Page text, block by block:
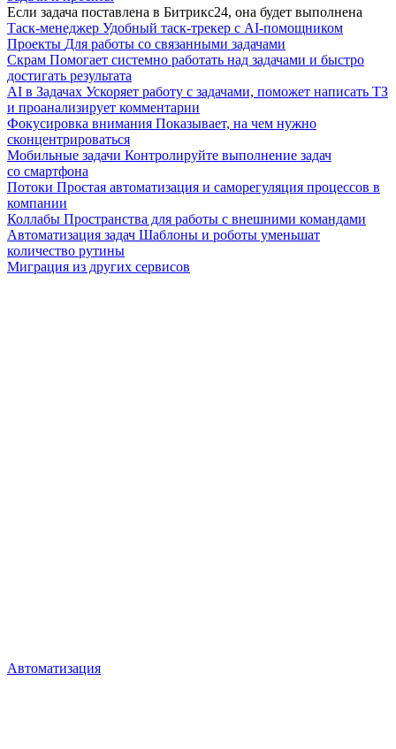
Если задача поставлена в Битрикс24, она будет выполнена
Таск-менеджер Удобный таск-трекер с AI-помощником
Проекты Для работы со связанными задачами
Скрам Помогает системно работать над задачами и быстро
достигать результата
AI в Задачах Ускоряет работу с задачами, поможет написать ТЗ
и проанализирует комментарии
Фокусировка внимания Показывает, на чем нужно
сконцентрироваться
Мобильные задачи Контролируйте выполнение задач
со смартфона
Потоки Простая автоматизация и саморегуляция процессов в
компании
Коллабы Пространства для работы с внешними командами
Автоматизация задач Шаблоны и роботы уменьшат
количество рутины
Миграция из других сервисов
Автоматизация